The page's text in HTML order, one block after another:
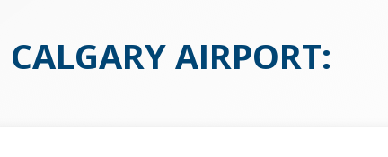
CALGARY AIRPORT: